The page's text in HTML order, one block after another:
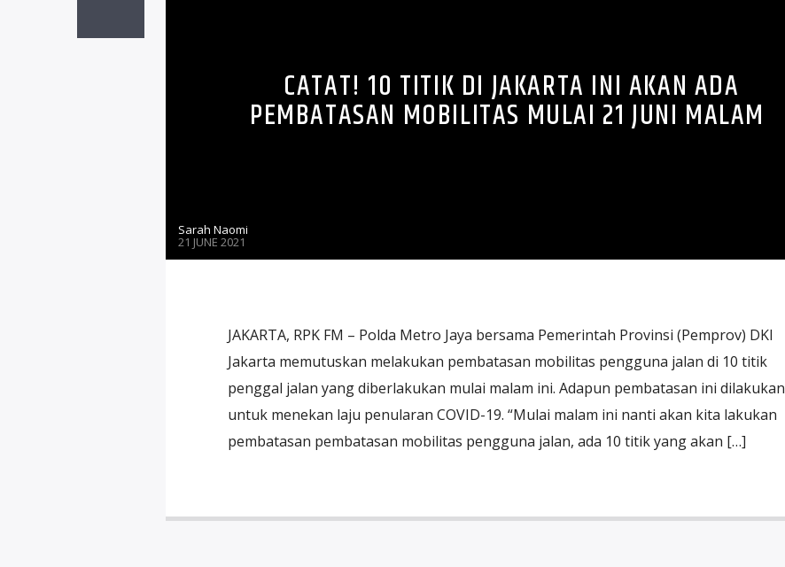
CATAT! 10 TITIK DI JAKARTA INI AKAN ADA
PEMBATASAN MOBILITAS MULAI 21 JUNI MALAM
Sarah Naomi
21 JUNE 2021
JAKARTA, RPK FM – Polda Metro Jaya bersama Pemerintah Provinsi (Pemprov) DKI
Jakarta memutuskan melakukan pembatasan mobilitas pengguna jalan di 10 titik
penggal jalan yang diberlakukan mulai malam ini. Adapun pembatasan ini dilakukan
untuk menekan laju penularan COVID-19. “Mulai malam ini nanti akan kita lakukan
pembatasan pembatasan mobilitas pengguna jalan, ada 10 titik yang akan […]